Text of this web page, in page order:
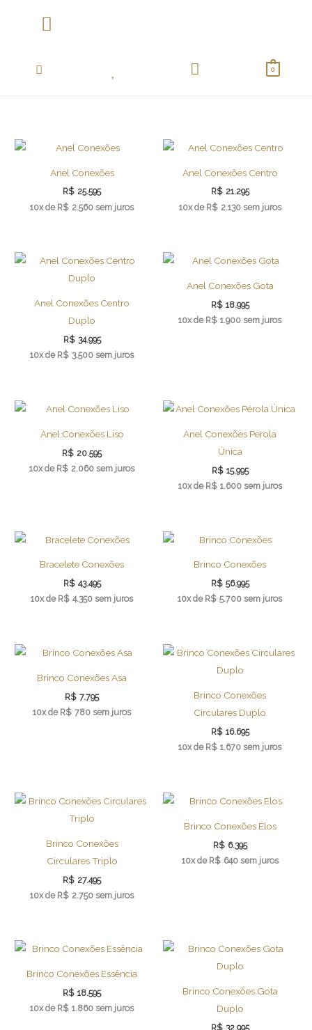
0
Anel Conexões
R$ 25.595
10x de R$ 2.560 sem juros
Anel Conexões Centro
R$ 21.295
10x de R$ 2.130 sem juros
Anel Conexões Centro
Duplo
R$ 34.995
10x de R$ 3.500 sem juros
Anel Conexões Gota
R$ 18.995
10x de R$ 1.900 sem juros
Anel Conexões Liso
R$ 20.595
10x de R$ 2.060 sem juros
Anel Conexões Pérola
Única
R$ 15.995
10x de R$ 1.600 sem juros
Bracelete Conexões
R$ 43.495
10x de R$ 4.350 sem juros
Brinco Conexões
R$ 56.995
10x de R$ 5.700 sem juros
Brinco Conexões Asa
R$ 7.795
10x de R$ 780 sem juros
Brinco Conexões
Circulares Duplo
R$ 16.695
10x de R$ 1.670 sem juros
Brinco Conexões
Circulares Triplo
R$ 27.495
10x de R$ 2.750 sem juros
Brinco Conexões Elos
R$ 6.395
10x de R$ 640 sem juros
Brinco Conexões Essência
R$ 18.595
10x de R$ 1.860 sem juros
Brinco Conexões Gota
Duplo
R$ 32.995